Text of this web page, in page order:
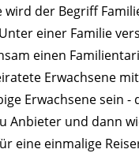
wird der Begriff
einer Familie
einen
Erwachsene
Erwachsene sein
Anbieter und dann
eine einmalige